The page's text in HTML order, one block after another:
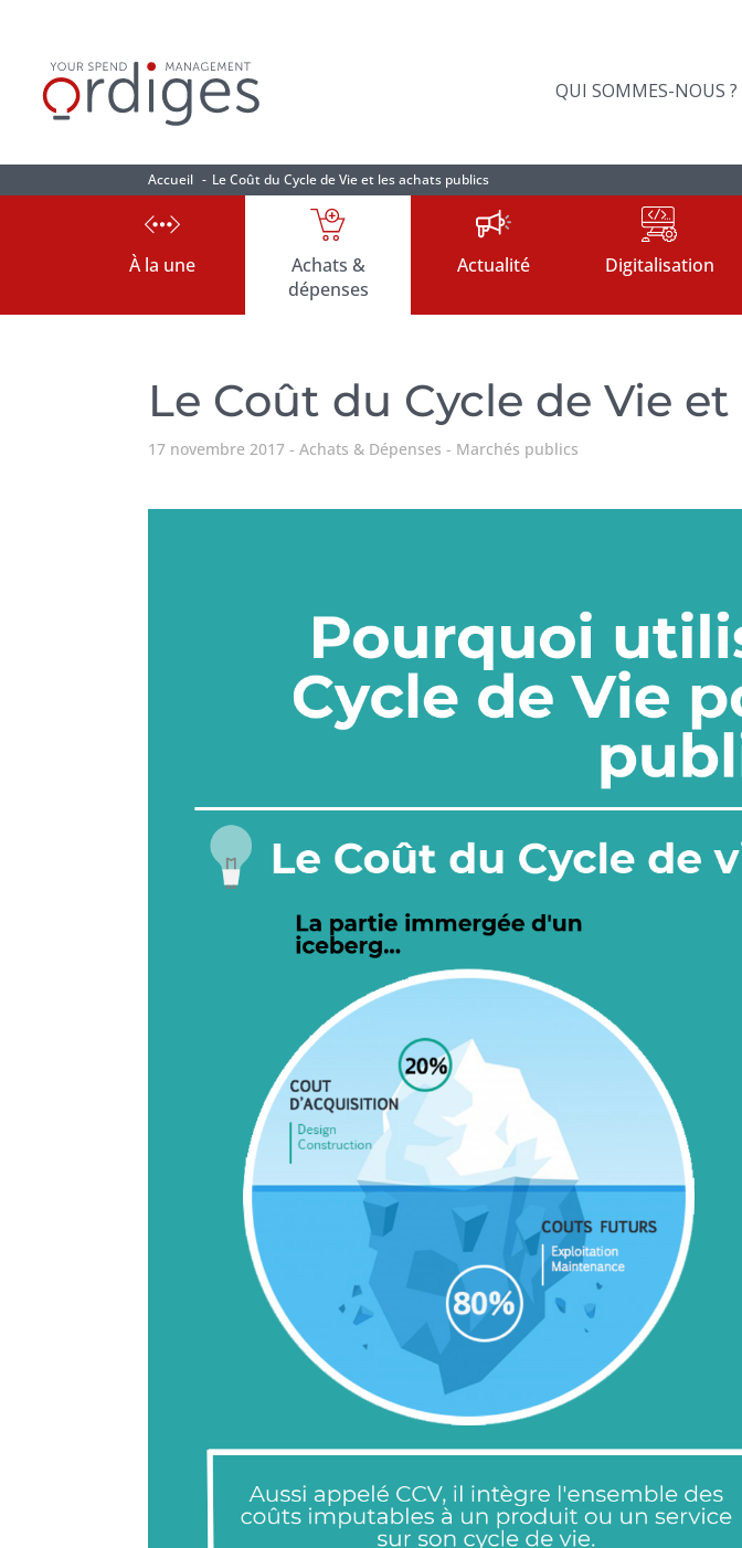
QUI SOMMES-NOUS ?
Accueil Le Coût du Cycle de Vie et les achats publics
À la une
Achats &
dépenses
Actualité Digitalisation
Le Coût du Cycle de Vie
17 novembre 2017 Achats & Dépenses Marchés publics